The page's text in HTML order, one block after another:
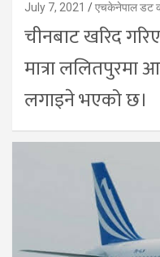
July 7, 2021 एचकेनेपाल डट
चीनबाट खरिद
मात्रा ललितपुरमा
लगाइने भएको छ।